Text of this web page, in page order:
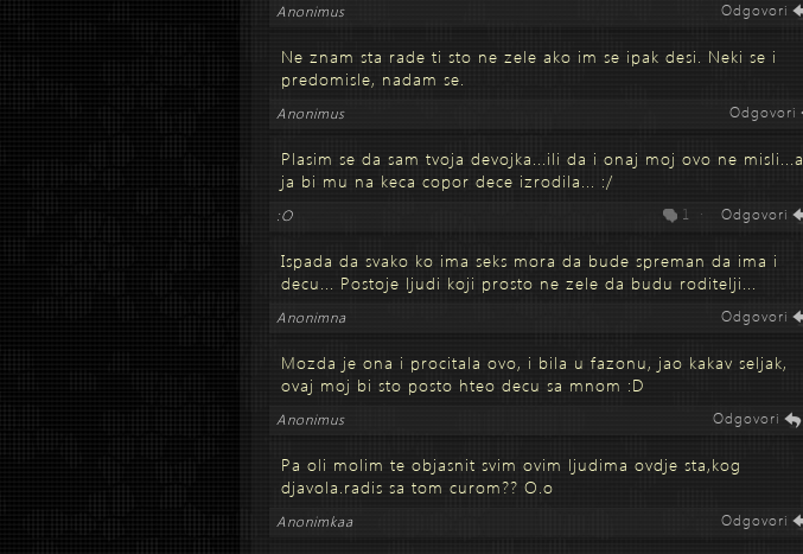
Anonimus Odgovori
Ne znam sta rade ti sto ne zele ako im se ipak desi. Neki se i
predomisle, nadam se.
Anonimus Odgovori
Plasim se da sam tvoja devojka...ili da i onaj moj ovo ne misli...a
ja bi mu na keca copor dece izrodila... :/
:O Odgovori
1 ·
Ispada da svako ko ima seks mora da bude spreman da ima i
decu... Postoje ljudi koji prosto ne zele da budu roditelji...
Anonimna Odgovori
Mozda je ona i procitala ovo, i bila u fazonu, jao kakav seljak,
ovaj moj bi sto posto hteo decu sa mnom :D
Anonimus Odgovori
Pa oli molim te objasnit svim ovim ljudima ovdje sta,kog
djavola.radis sa tom curom?? O.o
Anonimkaa Odgovori